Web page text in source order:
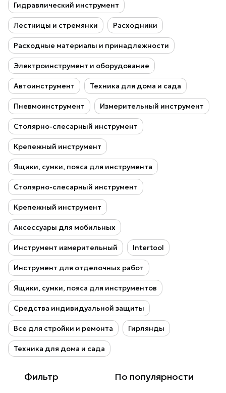
Гидравлический инструмент
Лестницы и стремянки Расходники
Расходные материалы и принадлежности
Электроинструмент и оборудование
Автоинструмент Техника для дома и сада
Пневмоинструмент Измерительный инструмент
Столярно-слесарный инструмент
Крепежный инструмент
Ящики, сумки, пояса для инструмента
Столярно-слесарный инструмент
Крепежный инструмент
Аксессуары для мобильных
Инструмент измерительный Intertool
Инструмент для отделочных работ
Ящики, сумки, пояса для инструментов
Средства индивидуальной защиты
Все для стройки и ремонта Гирлянды
Техника для дома и сада
Фильтр По популярности